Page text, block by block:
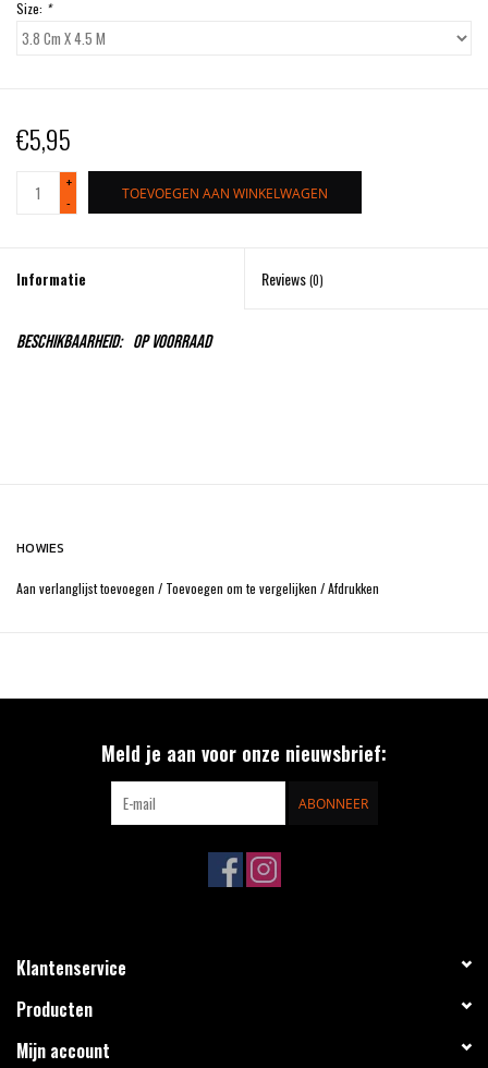
Size: *
€5,95
+
-
TOEVOEGEN AAN WINKELWAGEN
Informatie Reviews(0)
Beschikbaarheid: Op voorraad
HOWIES
Aan verlanglijst toevoegen / Toevoegen om te vergelijken /Afdrukken
Meld je aan voor onze nieuwsbrief:
ABONNEER
Klantenservice
Producten
Mijn account